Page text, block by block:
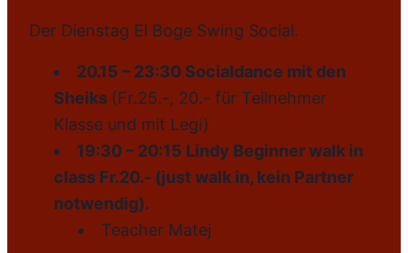
Der Dienstag El Boge Swing Social.
20.15 – 23:30 Socialdance mit den
Sheiks (Fr.25.-, 20.- für Teilnehmer
Klasse und mit Legi)
19:30 – 20:15 Lindy Beginner walk in
class Fr.20.- (just walk in, kein Partner
notwendig).
Teacher Matej